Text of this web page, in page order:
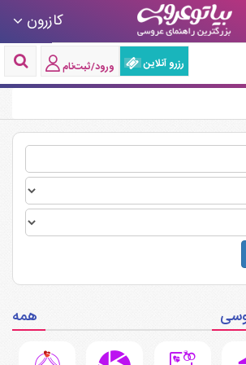
کازرون
رزرو آنلاین ورود/ثبت‌نام
همه